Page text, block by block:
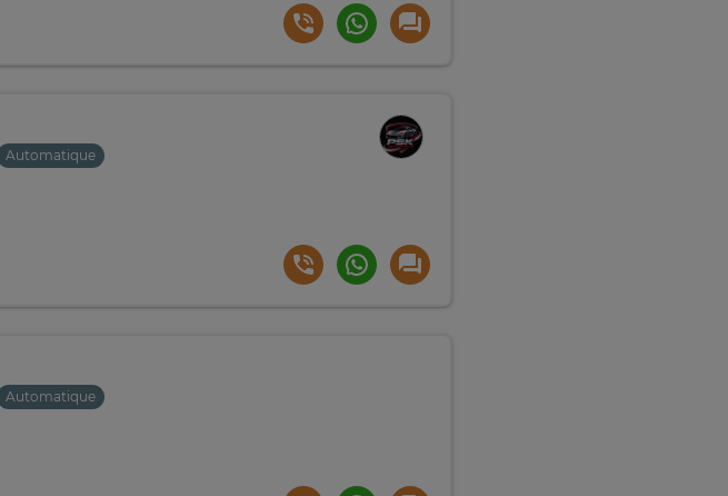
Automatique
Automatique